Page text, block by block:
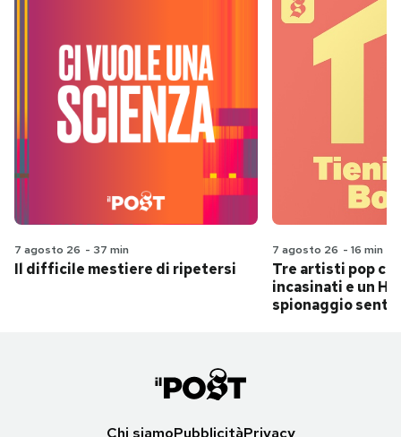
7 agosto 26 - 37 min
Il difficile mestiere di ripetersi
7 agosto 26 - 16 min
Tre artisti pop
incasinati e un
spionaggio